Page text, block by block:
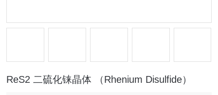
ReS2 二硫化铼晶体 （Rhenium Disulfide）